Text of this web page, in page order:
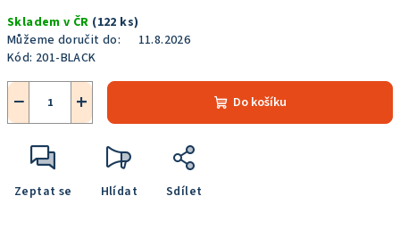
cena:
Skladem v ČR (122 ks)
Můžeme doručit do:
11.8.2026
Kód: 201-BLACK
+
− Do košíku
Zeptat se Hlídat Sdílet